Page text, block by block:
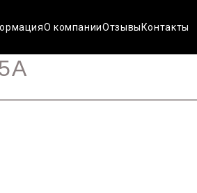
О компанииОтзывы Контакты